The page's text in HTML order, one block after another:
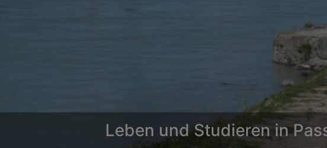
Wir sind achtsam.
Schutzkonzept - Aufmerksamkeit - Respekt